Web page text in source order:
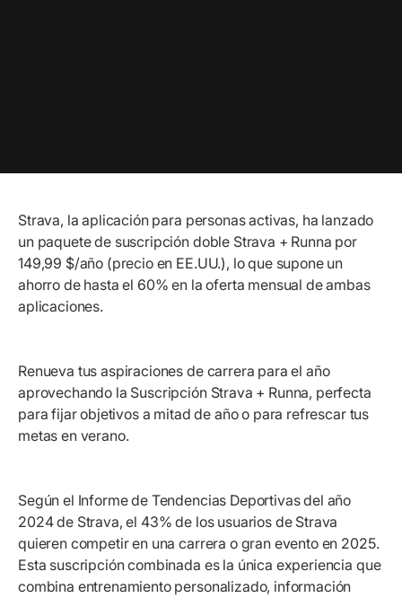
Strava, la aplicación para personas activas, ha lanzado
un paquete de suscripción doble Strava + Runna por
149,99 $/año (precio en EE.UU.), lo que supone un
ahorro de hasta el 60% en la oferta mensual de ambas
aplicaciones.
Renueva tus aspiraciones de carrera para el año
aprovechando la Suscripción Strava + Runna, perfecta
para fijar objetivos a mitad de año o para refrescar tus
metas en verano.
Según el Informe de Tendencias Deportivas del año
2024 de Strava, el 43% de los usuarios de Strava
quieren competir en una carrera o gran evento en 2025.
Esta suscripción combinada es la única experiencia que
combina entrenamiento personalizado, información